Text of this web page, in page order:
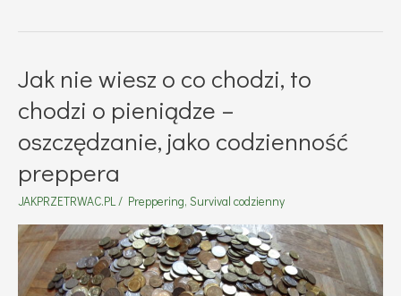
się
hartować?
Jak nie wiesz o co chodzi, to
chodzi o pieniądze –
oszczędzanie, jako codzienność
preppera
JAKPRZETRWAC.PL / Preppering, Survival codzienny